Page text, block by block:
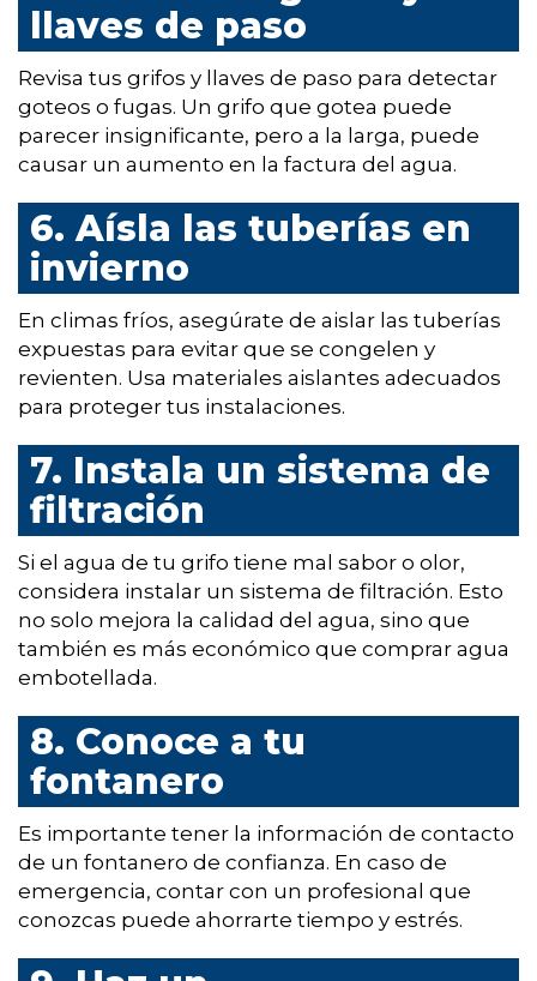
llaves de paso
Revisa tus grifos y llaves de paso para detectar
goteos o fugas. Un grifo que gotea puede
parecer insignificante, pero a la larga, puede
causar un aumento en la factura del agua.
6. Aísla las tuberías en
invierno
En climas fríos, asegúrate de aislar las tuberías
expuestas para evitar que se congelen y
revienten. Usa materiales aislantes adecuados
para proteger tus instalaciones.
7. Instala un sistema de
filtración
Si el agua de tu grifo tiene mal sabor o olor,
considera instalar un sistema de filtración. Esto
no solo mejora la calidad del agua, sino que
también es más económico que comprar agua
embotellada.
8. Conoce a tu
fontanero
Es importante tener la información de contacto
de un fontanero de confianza. En caso de
emergencia, contar con un profesional que
conozcas puede ahorrarte tiempo y estrés.